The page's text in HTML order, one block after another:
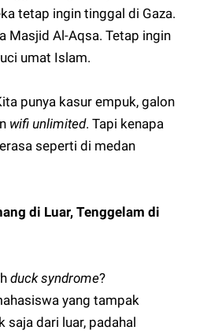
tetap ingin tinggal di Gaza.
Masjid Al-Aqsa. Tetap ingin
umat Islam.
punya kasur empuk, galon
wifi unlimited. Tapi kenapa
seperti di medan
di Luar, Tenggelam di
duck syndrome?
yang tampak
saja dari luar, padahal